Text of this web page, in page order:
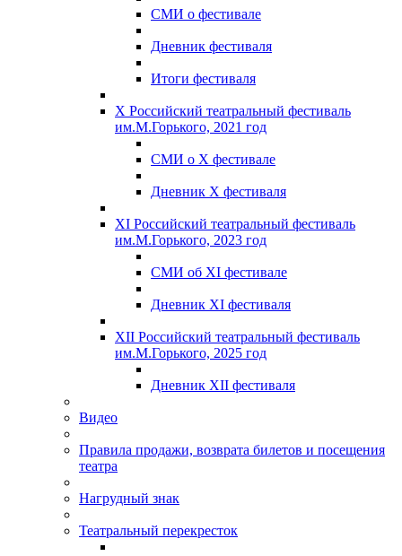
СМИ о фестивале
Дневник фестиваля
Итоги фестиваля
X Российский театральный фестиваль
им.М.Горького, 2021 год
СМИ о X фестивале
Дневник X фестиваля
XI Российский театральный фестиваль
им.М.Горького, 2023 год
СМИ об XI фестивале
Дневник XI фестиваля
XII Российский театральный фестиваль
им.М.Горького, 2025 год
Дневник XII фестиваля
Видео
Правила продажи, возврата билетов и посещения
театра
Нагрудный знак
Театральный перекресток